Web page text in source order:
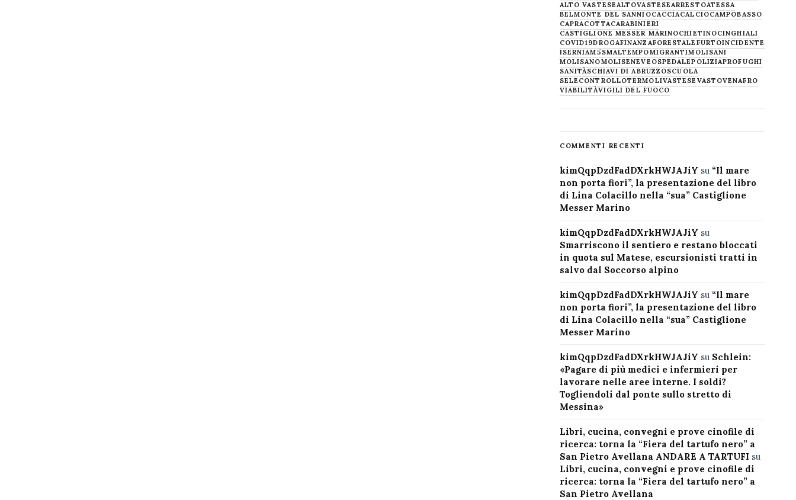
ALTO VASTESEALTOVASTESEARRESTOATESSA
BELMONTE DEL SANNIOCACCIACALCIOCAMPOBASSO
CAPRACOTTACARABINIERI
CASTIGLIONE MESSER MARINOCHIETINOCINGHIALI
COVID19DROGAFINANZAFORESTALE FURTOINCIDENTE
ISERNIAM5SMALTEMPOMIGRANTIMOLISANI
MOLISANOMOLISENEVE OSPEDALEPOLIZIAPROFUGHI
SANITÀSCHIAVI DI ABRUZZOSCUOLA
SELECONTROLLOTERMOLIVASTESE VASTOVENAFRO
VIABILITÀVIGILI DEL FUOCO
COMMENTI RECENTI
kimQqpDzdFadDXrkHWJAJiY su “Il mare
non porta fiori”, la presentazione del libro
di Lina Colacillo nella “sua” Castiglione
Messer Marino
kimQqpDzdFadDXrkHWJAJiY su
Smarriscono il sentiero e restano bloccati
in quota sul Matese, escursionisti tratti in
salvo dal Soccorso alpino
kimQqpDzdFadDXrkHWJAJiY su “Il mare
non porta fiori”, la presentazione del libro
di Lina Colacillo nella “sua” Castiglione
Messer Marino
kimQqpDzdFadDXrkHWJAJiY su Schlein:
«Pagare di più medici e infermieri per
lavorare nelle aree interne. I soldi?
Togliendoli dal ponte sullo stretto di
Messina»
Libri, cucina, convegni e prove cinofile di
ricerca: torna la “Fiera del tartufo nero” a
San Pietro Avellana ANDARE A TARTUFI su
Libri, cucina, convegni e prove cinofile di
ricerca: torna la “Fiera del tartufo nero” a
San Pietro Avellana